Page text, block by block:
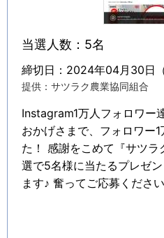
当選人数：5名
締切日：2024年04月30日（
提供：サツラク農業協同組合
Instagram1万人フォロワー
おかげさまで、フォロワー
た！ 感謝をこめて『サツ
選で5名様に当たるプレゼ
ます♪ 奮ってご応募ください